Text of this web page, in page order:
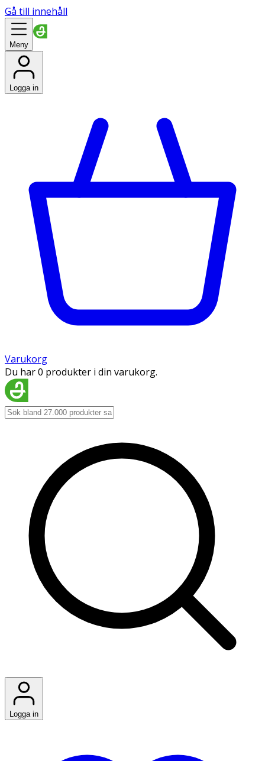
Gå till innehåll
Meny
Logga in
Varukorg
Du har 0 produkter i din varukorg.
Logga in